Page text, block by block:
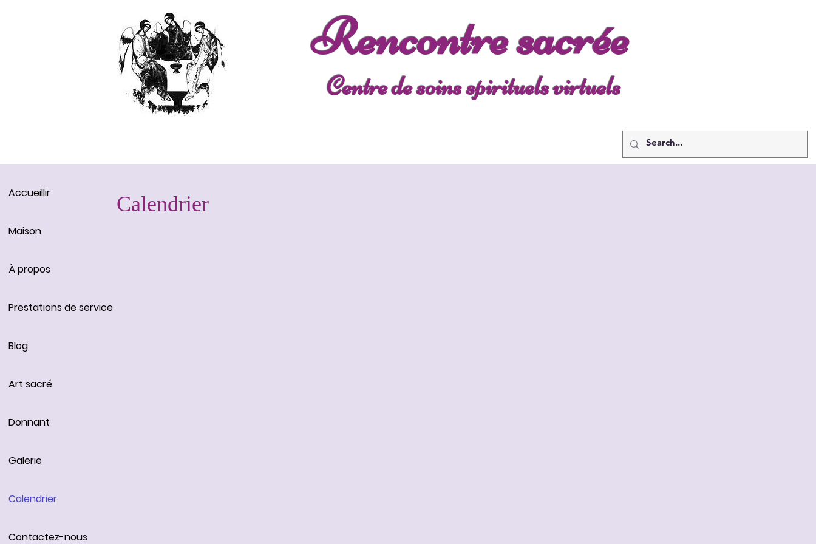
Rencontre sacrée
Centre de soins spirituels virtuels
Calendrier
Accueillir
Maison
À propos
Prestations de service
Blog
Art sacré
Donnant
Galerie
Calendrier
Contactez-nous